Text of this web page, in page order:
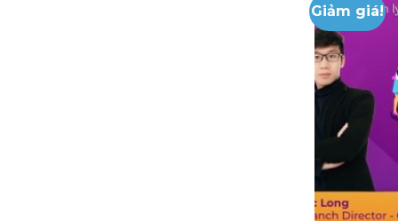
Giảm giá!